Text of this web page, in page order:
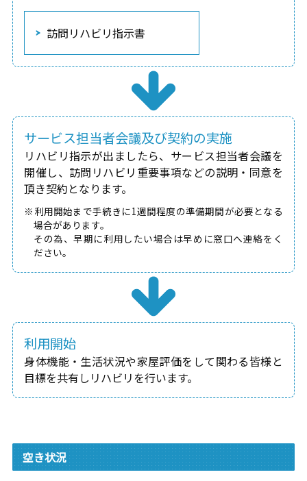
訪問リハビリ指示書
サービス担当者会議及び契約の実施
リハビリ指示が出ましたら、サービス担当者会議を
開催し、訪問リハビリ重要事項などの説明・同意を
頂き契約となります。
※利用開始まで手続きに1週間程度の準備期間が必要となる
場合があります。
その為、早期に利用したい場合は早めに窓口へ連絡をく
ださい。
利用開始
身体機能・生活状況や家屋評価をして関わる皆様と
目標を共有しリハビリを行います。
空き状況